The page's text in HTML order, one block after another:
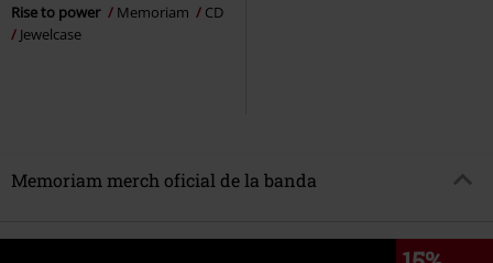
Rise to power Memoriam
CD
Jewelcase
Memoriam merch oficial de la banda